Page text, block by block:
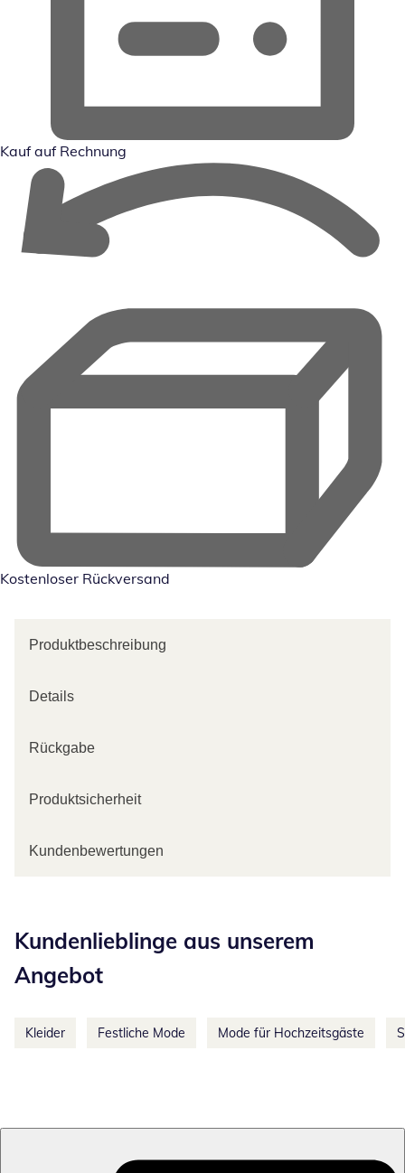
Kauf auf Rechnung
Kostenloser Rückversand
Produktbeschreibung
Details
Rückgabe
Produktsicherheit
Kundenbewertungen
Kundenlieblinge aus unserem
Angebot
Kleider Festliche Mode Mode für Hochzeitsgäste